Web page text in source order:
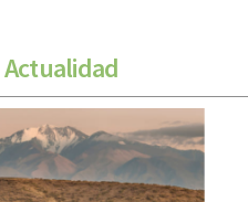
Actualidad